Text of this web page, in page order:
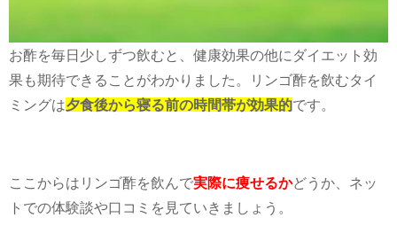
お酢を毎日少しずつ飲むと、健康効果の他にダイエット効
果も期待できることがわかりました。リンゴ酢を飲むタイ
ミングは夕食後から寝る前の時間帯が効果的です。
ここからはリンゴ酢を飲んで実際に痩せるかどうか、ネッ
トでの体験談や口コミを見ていきましょう。